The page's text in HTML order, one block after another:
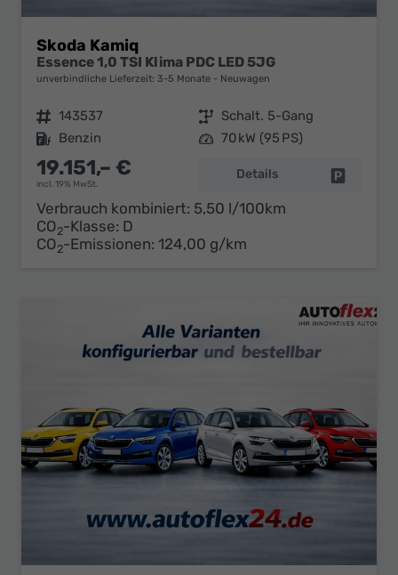
Skoda Kamiq
Essence 1,0 TSI Klima PDC LED 5JG
unverbindliche Lieferzeit: 3-5 Monate Neuwagen
Fahrzeugnr. 143537 Getriebe Schalt. 5-Gang
Kraftstoff Benzin Leistung 70 kW (95 PS)
19.151,– €
incl. 19% MwSt.
Details
Verbrauch kombiniert: 5,50 l/100km
CO2-Klasse: D
CO2-Emissionen: 124,00 g/km